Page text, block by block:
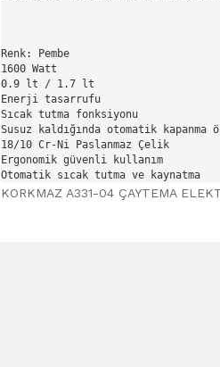
Renk: Pembe
1600 Watt
0.9 lt / 1.7 lt
Enerji tasarrufu
Sıcak tutma fonksiyonu
Susuz kaldığında otomatik
18/10 Cr-Ni Paslanmaz Çelik
Ergonomik güvenli kullanım
Otomatik sıcak tutma ve kaynatma
KORKMAZ A331-04 ÇAYTEMA